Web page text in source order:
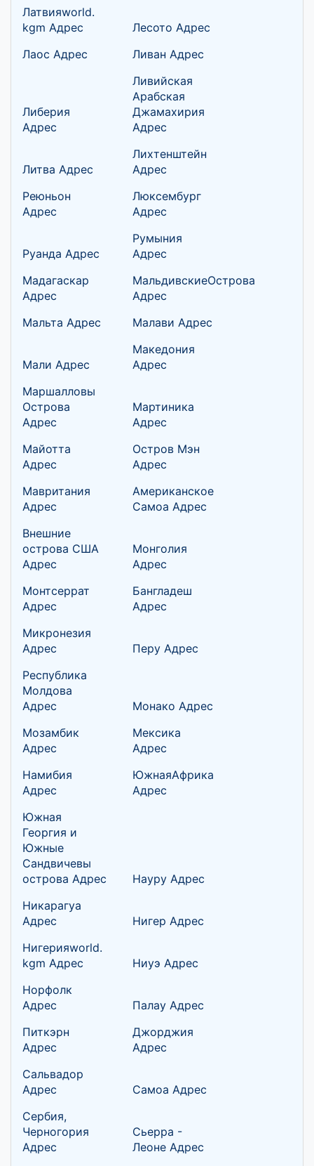
Латвияworld.
kgm Адрес
Лесото Адрес
Лаос Адрес
Ливан Адрес
Либерия
Адрес
Ливийская
Арабская
Джамахирия
Адрес
Литва Адрес
Лихтенштейн
Адрес
Реюньон
Адрес
Люксембург
Адрес
Руанда Адрес
Румыния
Адрес
Мадагаскар
Адрес
МальдивскиеОстрова
Адрес
Мальта Адрес
Малави Адрес
Мали Адрес
Македония
Адрес
Маршалловы
Острова
Адрес
Мартиника
Адрес
Майотта
Адрес
Остров Мэн
Адрес
Мавритания
Адрес
Американское
Самоа Адрес
Внешние
острова США
Адрес
Монголия
Адрес
Монтсеррат
Адрес
Бангладеш
Адрес
Микронезия
Адрес
Перу Адрес
Республика
Молдова
Адрес
Монако Адрес
Мозамбик
Адрес
Мексика
Адрес
Намибия
Адрес
ЮжнаяАфрика
Адрес
Южная
Георгия и
Южные
Сандвичевы
острова Адрес
Науру Адрес
Никарагуа
Адрес
Нигер Адрес
Нигерияworld.
kgm Адрес
Ниуэ Адрес
Норфолк
Адрес
Палау Адрес
Питкэрн
Адрес
Джорджия
Адрес
Сальвадор
Адрес
Самоа Адрес
Сербия,
Черногория
Адрес
Сьерра -
Леоне Адрес